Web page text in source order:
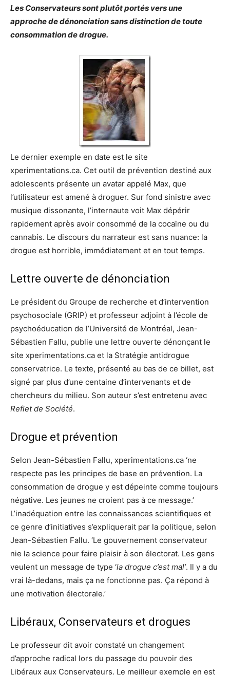
Les Conservateurs sont plutôt portés vers une
approche de dénonciation sans distinction de toute
consommation de drogue.
Le dernier exemple en date est le site
xperimentations.ca. Cet outil de prévention destiné aux
adolescents présente un avatar appelé Max, que
l’utilisateur est amené à droguer. Sur fond sinistre avec
musique dissonante, l’internaute voit Max dépérir
rapidement après avoir consommé de la cocaïne ou du
cannabis. Le discours du narrateur est sans nuance: la
drogue est horrible, immédiatement et en tout temps.
Lettre ouverte de dénonciation
Le président du Groupe de recherche et d’intervention
psychosociale (GRIP) et professeur adjoint à l’école de
psychoéducation de l’Université de Montréal, Jean-
Sébastien Fallu, publie une lettre ouverte dénonçant le
site xperimentations.ca et la Stratégie antidrogue
conservatrice. Le texte, présenté au bas de ce billet, est
signé par plus d’une centaine d’intervenants et de
chercheurs du milieu. Son auteur s’est entretenu avec
Reflet de Société.
Drogue et prévention
Selon Jean-Sébastien Fallu, xperimentations.ca ‘ne
respecte pas les principes de base en prévention. La
consommation de drogue y est dépeinte comme toujours
négative. Les jeunes ne croient pas à ce message.’
L’inadéquation entre les connaissances scientifiques et
ce genre d’initiatives s’expliquerait par la politique, selon
Jean-Sébastien Fallu. ‘Le gouvernement conservateur
nie la science pour faire plaisir à son électorat. Les gens
veulent un message de type ‘la drogue c’est mal’. Il y a du
vrai là-dedans, mais ça ne fonctionne pas. Ça répond à
une motivation électorale.’
Libéraux, Conservateurs et drogues
Le professeur dit avoir constaté un changement
d’approche radical lors du passage du pouvoir des
Libéraux aux Conservateurs. Le meilleur exemple en est